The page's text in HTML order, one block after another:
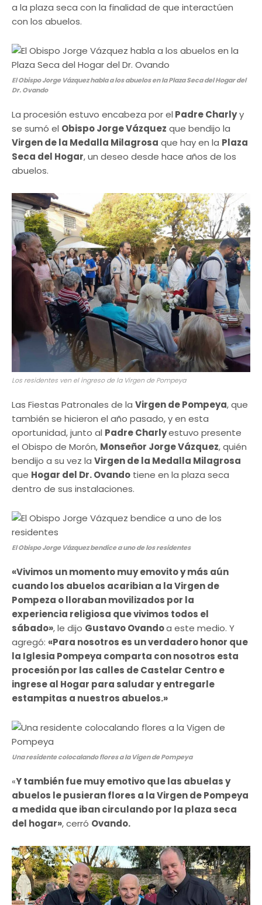
a la plaza seca con la finalidad de que interactúen
con los abuelos.
El Obispo Jorge Vázquez habla a los abuelos en la Plaza Seca del Hogar del
Dr. Ovando
La procesión estuvo encabeza por el Padre Charlyy
se sumó el Obispo Jorge Vázquez que bendijo la
Virgen de la Medalla Milagrosa que hay en la Plaza
Seca del Hogar, un deseo desde hace años de los
abuelos.
Los residentes ven el ingreso de la Virgen de Pompeya
Las Fiestas Patronales de la Virgen de Pompeya, que
también se hicieron el año pasado, y en esta
oportunidad, junto al Padre Charlyestuvo presente
el Obispo de Morón, Monseñor Jorge Vázquez, quién
bendijo a su vez la Virgen de la Medalla Milagrosa
que Hogar del Dr. Ovando tiene en la plaza seca
dentro de sus instalaciones.
El Obispo Jorge Vázquez bendice a uno de los residentes
«Vivimos un momento muy emovito y más aún
cuando los abuelos acaribian a la Virgen de
Pompeza o lloraban movilizados por la
experiencia religiosa que vivimos todos el
sábado», le dijo Gustavo Ovandoa este medio. Y
agregó: «Para nosotros es un verdadero honor que
la Iglesia Pompeya comparta con nosotros esta
procesión por las calles de Castelar Centro e
ingrese al Hogar para saludar y entregarle
estampitas a nuestros abuelos.»
Una residente colocalando flores a la Vigen de Pompeya
«Y también fue muy emotivo que las abuelas y
abuelos le pusieran flores a la Virgen de Pompeya
a medida que iban circulando por la plaza seca
del hogar», cerró Ovando.